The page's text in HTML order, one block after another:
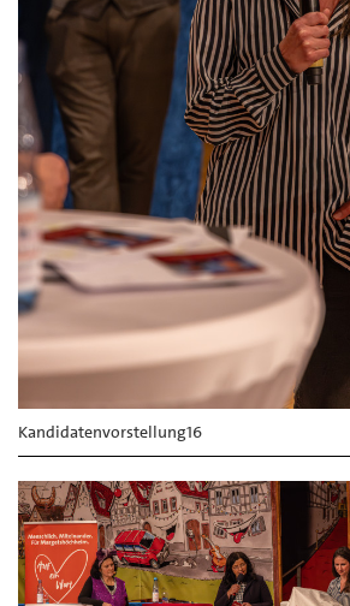
Kandidatenvorstellung16